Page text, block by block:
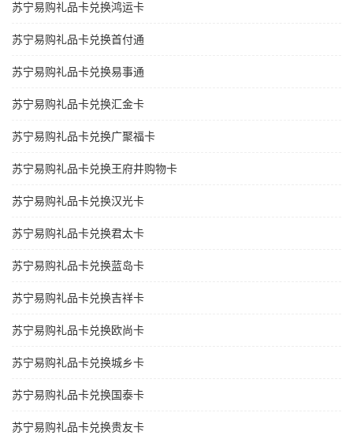
苏宁易购礼品卡兑换鸿运卡
苏宁易购礼品卡兑换首付通
苏宁易购礼品卡兑换易事通
苏宁易购礼品卡兑换汇金卡
苏宁易购礼品卡兑换广聚福卡
苏宁易购礼品卡兑换王府井购物卡
苏宁易购礼品卡兑换汉光卡
苏宁易购礼品卡兑换君太卡
苏宁易购礼品卡兑换蓝岛卡
苏宁易购礼品卡兑换吉祥卡
苏宁易购礼品卡兑换欧尚卡
苏宁易购礼品卡兑换城乡卡
苏宁易购礼品卡兑换国泰卡
苏宁易购礼品卡兑换贵友卡